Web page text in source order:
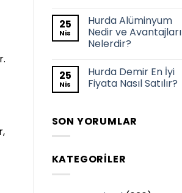
25
Nis
Hurda Alüminyum
Nedir ve Avantajları
Nelerdir?
25
Nis
Hurda Demir En İyi
Fiyata Nasıl Satılır?
SON YORUMLAR
KATEGORILER